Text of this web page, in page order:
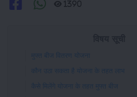
1390
मुफ्त बीज वितरण योजना
कौन उठा सकता है योजना के तहत लाभ
कैसे मिलेंगे योजना के तहत मुफ्त बीज